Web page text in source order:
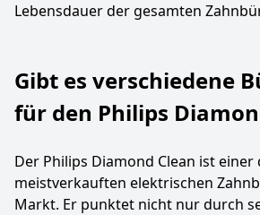
Lebensdauer der gesamten
Gibt es verschiedene
für den Philips
Der Philips Diamond Clean ist einer
meistverkauften elektrischen
Markt. Er punktet nicht nur durch